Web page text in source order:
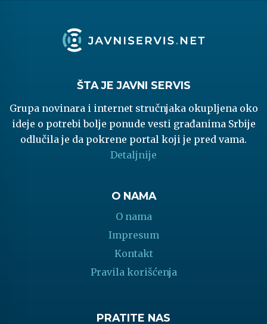
ŠTA JE JAVNI SERVIS
Grupa novinara i internet stručnjaka okupljena oko
ideje o potrebi bolje ponude vesti građanima Srbije
odlučila je da pokrene portal koji je pred vama.
Detaljnije
O NAMA
O nama
Impresum
Kontakt
Pravila korišćenja
PRATITE NAS